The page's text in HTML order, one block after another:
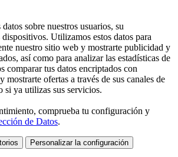
sobre nuestros usuarios, su
Utilizamos estos datos para
nuestro sitio web y mostrarte publicidad y
así como para analizar las estadísticas de
comparar tus datos encriptados con
mostrarte ofertas a través de sus canales de
ya utilizas sus servicios.
comprueba tu configuración y
de Datos.
Personalizar la configuración